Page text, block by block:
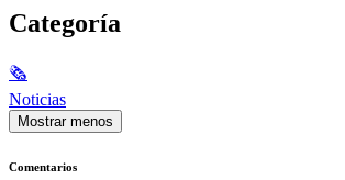
Categoría
🗞
Noticias
Mostrar menos
Comentarios